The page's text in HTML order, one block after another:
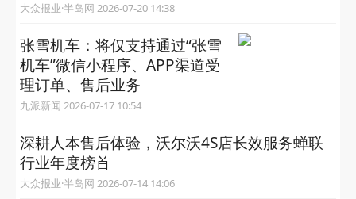
大众报业·半岛网 2026-07-20 14:38
张雪机车：将仅支持通过“张雪
机车”微信小程序、APP渠道受
理订单、售后业务
九派新闻 2026-07-17 10:54
深耕人本售后体验，沃尔沃4S店长效服务蝉联
行业年度榜首
大众报业·半岛网 2026-07-14 14:06